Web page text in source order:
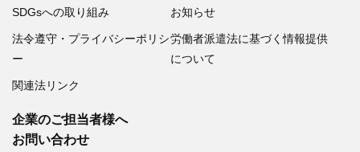
SDGsへの取り組み お知らせ
法令遵守・プライバシーポリシ
ー
労働者派遣法に基づく情報提供
について
関連法リンク
企業のご担当者様へ
お問い合わせ